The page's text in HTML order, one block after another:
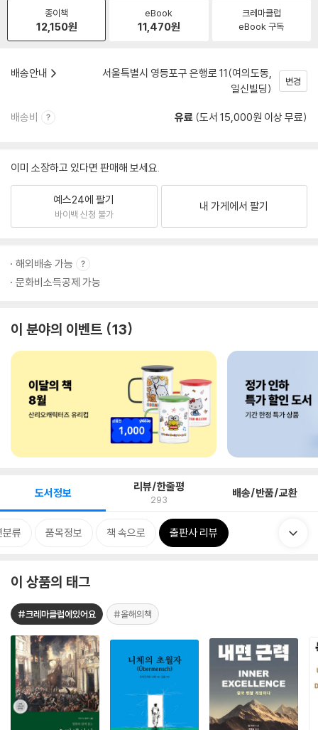
종이책
12,150원
eBook
11,470원
크레마클럽
eBook 구독
배송안내
서울특별시 영등포구 은행로 11(여의도동,
일신빌딩)
변경
배송비 유료 (도서 15,000원 이상 무료)
이미 소장하고 있다면 판매해 보세요.
예스24에 팔기
바이백 신청 불가
내 가게에서 팔기
해외배송 가능
문화비소득공제 가능
이 분야의 이벤트 13
도서정보 리뷰/한줄평
293 배송/반품/교환
분류 품목정보 책 속으로 출판사 리뷰
이 상품의 태그
#크레마클럽에있어요 #올해의책